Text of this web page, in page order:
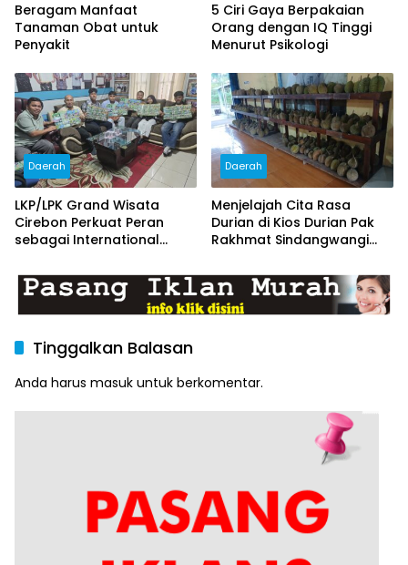
Beragam Manfaat
Tanaman Obat untuk
Penyakit
5 Ciri Gaya Berpakaian
Orang dengan IQ Tinggi
Menurut Psikologi
Daerah
LKP/LPK Grand Wisata
Cirebon Perkuat Peran
sebagai International
Center
Daerah
Menjelajah Cita Rasa
Durian di Kios Durian Pak
Rakhmat Sindangwangi
Tinggalkan Balasan
Anda harus masuk untuk berkomentar.